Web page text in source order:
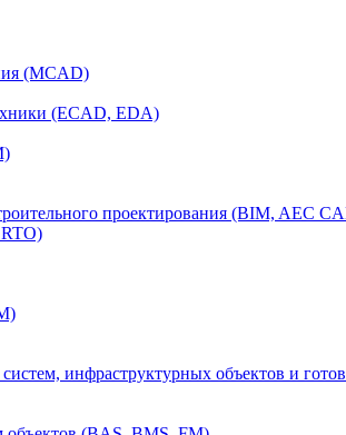
(MCAD)
(ECAD, EDA)
проектирования (BIM, AEC
инфраструктурных объектов и